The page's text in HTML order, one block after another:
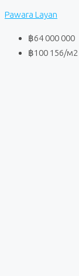
Pawara Layan
฿64 000 000
฿100 156/м2